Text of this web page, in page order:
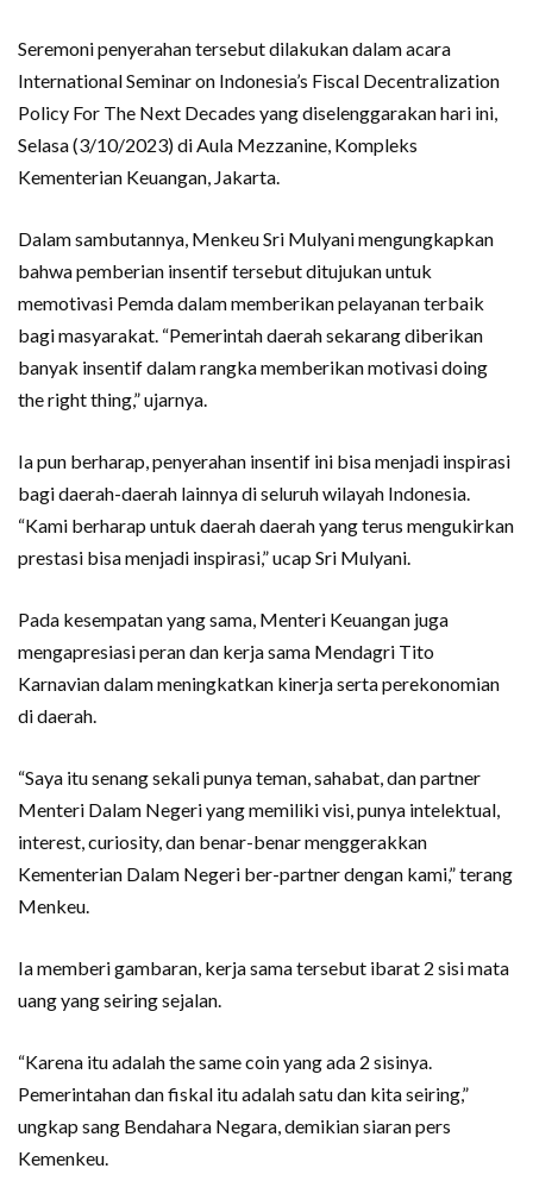
Seremoni penyerahan tersebut dilakukan dalam acara
International Seminar on Indonesia’s Fiscal Decentralization
Policy For The Next Decades yang diselenggarakan hari ini,
Selasa (3/10/2023) di Aula Mezzanine, Kompleks
Kementerian Keuangan, Jakarta.
Dalam sambutannya, Menkeu Sri Mulyani mengungkapkan
bahwa pemberian insentif tersebut ditujukan untuk
memotivasi Pemda dalam memberikan pelayanan terbaik
bagi masyarakat. “Pemerintah daerah sekarang diberikan
banyak insentif dalam rangka memberikan motivasi doing
the right thing,” ujarnya.
Ia pun berharap, penyerahan insentif ini bisa menjadi inspirasi
bagi daerah-daerah lainnya di seluruh wilayah Indonesia.
“Kami berharap untuk daerah daerah yang terus mengukirkan
prestasi bisa menjadi inspirasi,” ucap Sri Mulyani.
Pada kesempatan yang sama, Menteri Keuangan juga
mengapresiasi peran dan kerja sama Mendagri Tito
Karnavian dalam meningkatkan kinerja serta perekonomian
di daerah.
“Saya itu senang sekali punya teman, sahabat, dan partner
Menteri Dalam Negeri yang memiliki visi, punya intelektual,
interest, curiosity, dan benar-benar menggerakkan
Kementerian Dalam Negeri ber-partner dengan kami,” terang
Menkeu.
Ia memberi gambaran, kerja sama tersebut ibarat 2 sisi mata
uang yang seiring sejalan.
“Karena itu adalah the same coin yang ada 2 sisinya.
Pemerintahan dan fiskal itu adalah satu dan kita seiring,”
ungkap sang Bendahara Negara, demikian siaran pers
Kemenkeu.